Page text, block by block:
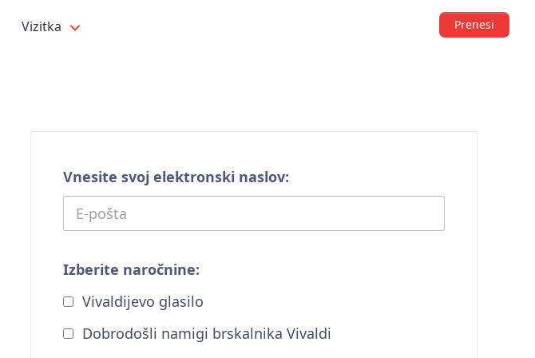
Vizitka Prenesi
Vnesite svoj elektronski naslov:
Izberite naročnine:
Vivaldijevo glasilo
Dobrodošli namigi brskalnika Vivaldi